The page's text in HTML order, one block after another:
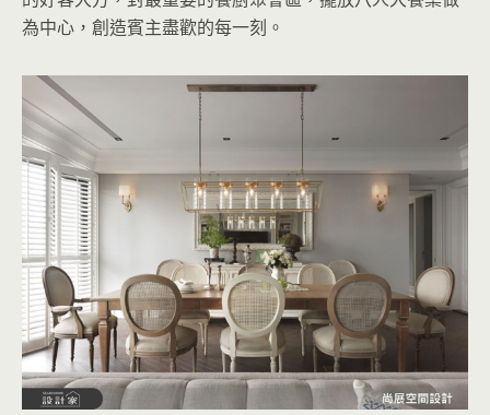
為中心，創造賓主盡歡的每一刻。